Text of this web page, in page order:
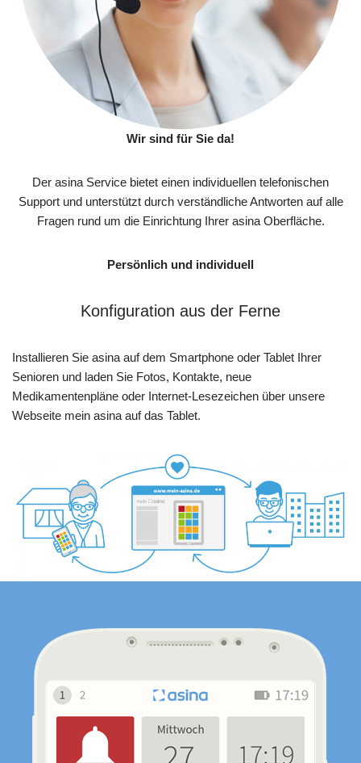
Wir sind für Sie da!
Der asina Service bietet einen individuellen telefonischen
Support und unterstützt durch verständliche Antworten auf alle
Fragen rund um die Einrichtung Ihrer asina Oberfläche.
Persönlich und individuell
Konfiguration aus der Ferne
Installieren Sie asina auf dem Smartphone oder Tablet Ihrer
Senioren und laden Sie Fotos, Kontakte, neue
Medikamentenpläne oder Internet-Lesezeichen über unsere
Webseite mein asina auf das Tablet.